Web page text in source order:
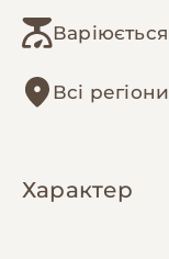
Всі регіони
Характер